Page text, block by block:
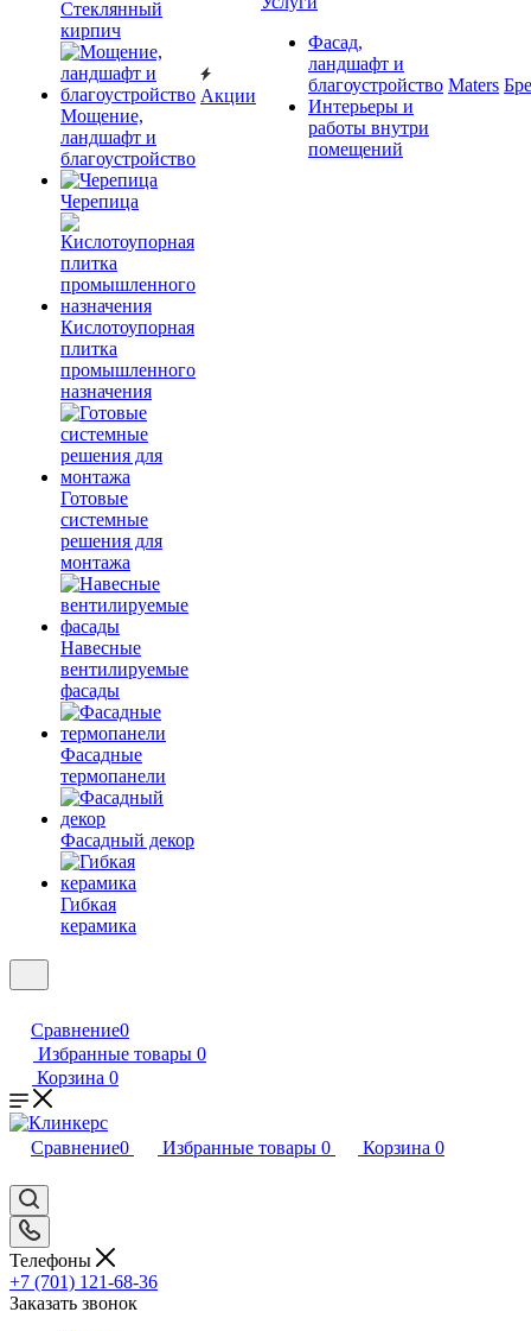
Cтеклянный
кирпич
Мощение,
ландшафт и
благоустройство
Черепица
Кислотоупорная
плитка
промышленного
назначения
Готовые
системные
решения для
монтажа
Навесные
вентилируемые
фасады
Фасадные
термопанели
Фасадный декор
Гибкая
керамика
Акции
Фасад,
ландшафт и
благоустройство
Интерьеры и
работы внутри
помещений
Maters
Сравнение0
Избранные товары 0
Корзина 0
Сравнение0 Избранные товары 0 Корзина 0
Телефоны
+7 (701) 121-68-36
Заказать звонок